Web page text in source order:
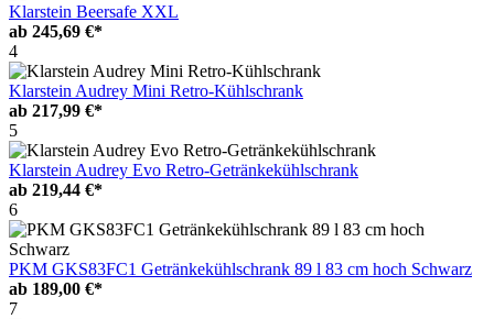
Klarstein Beersafe XXL
ab 245,69 €*
4
Klarstein Audrey Mini Retro-Kühlschrank
ab 217,99 €*
5
Klarstein Audrey Evo Retro-Getränkekühlschrank
ab 219,44 €*
6
PKM GKS83FC1 Getränkekühlschrank 89 l 83 cm hoch Schwarz
ab 189,00 €*
7